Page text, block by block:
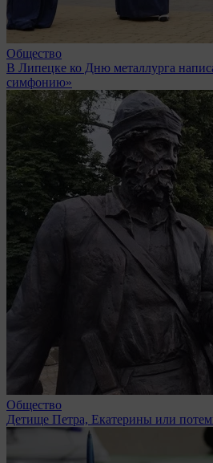
Общество
В Липецке ко Дню металлурга
симфонию»
Общество
Детище Петра, Екатерины или